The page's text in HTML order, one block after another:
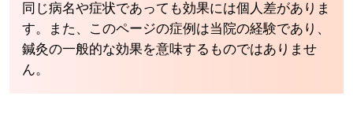
同じ病名や症状であっても効果には個人差がありま
す。また、このページの症例は当院の経験であり、
鍼灸の一般的な効果を意味するものではありませ
ん。